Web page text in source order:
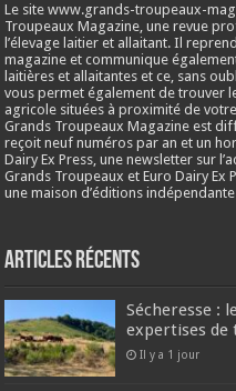
Le site www.grands-troupeaux-
Troupeaux Magazine, une revue
l’élevage laitier et allaitant. Il
magazine et communique
laitières et allaitantes et ce, sans
vous permet également de trouver
agricole situées à proximité de
Grands Troupeaux Magazine est
reçoit neuf numéros par an et un
Dairy Ex Press, une newsletter sur
Grands Troupeaux et Euro Dairy Ex
une maison d’éditions
Articles récents
Sécheresse :
expertises de
Il y a 1 jour